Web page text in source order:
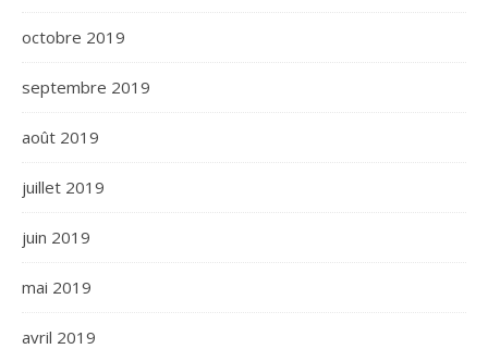
octobre 2019
septembre 2019
août 2019
juillet 2019
juin 2019
mai 2019
avril 2019